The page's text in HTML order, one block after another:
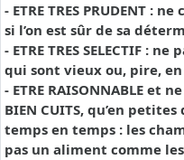
- ETRE TRES PRUDENT :
si l’on est sûr de sa
- ETRE TRES SELECTIF :
qui sont vieux ou, pire,
- ETRE RAISONNABLE et
BIEN CUITS, qu’en
temps en temps : les
pas un aliment comme